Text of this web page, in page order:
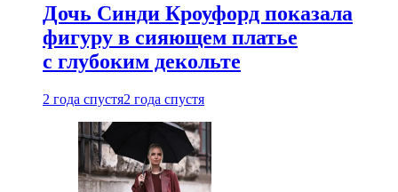
Дочь Синди Кроуфорд показала
фигуру в сияющем платье
с глубоким декольте
2 года спустя2 года спустя